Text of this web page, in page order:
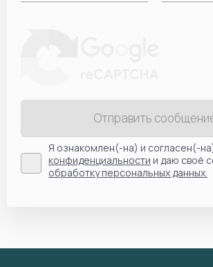
Отправить
Я ознакомлен(-на) и согласен(-
конфиденциальности и даю своё
обработку персональных данных.